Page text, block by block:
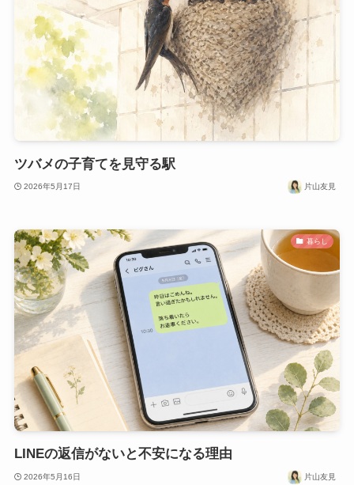
ツバメの子育てを見守る駅
2026年5月17日 片山友見
暮らし
LINEの返信がないと不安になる理由
2026年5月16日 片山友見